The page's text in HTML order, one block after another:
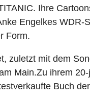
Ihre
Engelkes WDR-
Form.
zuletzt mit dem
Main.Zu ihrem
Buch